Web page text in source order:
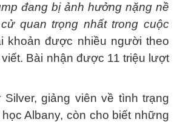
đang bị ảnh hưởng nặng nề
quan trọng nhất trong cuộc
khoản được nhiều người theo
Bài nhận được 11 triệu lượt
Silver, giảng viên về tình trạng
Albany, còn cho biết những